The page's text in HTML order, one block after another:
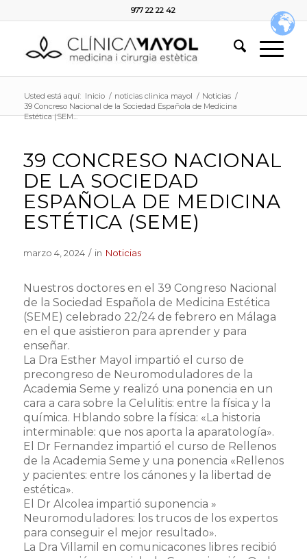
977 22 22 42
Usted está aquí: Inicio / noticias clinica mayol / Noticias /
39 Concreso Nacional de la Sociedad Española de Medicina
Estética (SEM...
39 CONCRESO NACIONAL
DE LA SOCIEDAD
ESPAÑOLA DE MEDICINA
ESTÉTICA (SEME)
marzo 4, 2024 / in Noticias
Nuestros doctores en el 39 Congreso Nacional
de la Sociedad Española de Medicina Estética
(SEME) celebrado 22/24 de febrero en Málaga
en el que asistieron para aprender y para
enseñar.
La Dra Esther Mayol impartió el curso de
precongreso de Neuromoduladores de la
Academia Seme y realizó una ponencia en un
cara a cara sobre la Celulitis: entre la física y la
química. Hblando sobre la física: «La historia
interminable: que nos aporta la aparatología».
El Dr Fernandez impartió el curso de Rellenos
de la Academia Seme y una ponencia «Rellenos
y pacientes: entre los cánones y la libertad de
estética».
El Dr Alcolea impartió suponencia »
Neuromoduladores: los trucos de los expertos
para conseguir el mejor resultado».
La Dra Villamil en comunicacones libres recibió